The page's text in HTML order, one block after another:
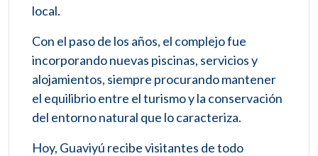
local.
Con el paso de los años, el complejo fue
incorporando nuevas piscinas, servicios y
alojamientos, siempre procurando mantener
el equilibrio entre el turismo y la conservación
del entorno natural que lo caracteriza.
Hoy, Guaviyú recibe visitantes de todo